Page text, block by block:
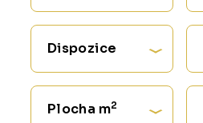
Dispozice
Plocha m2